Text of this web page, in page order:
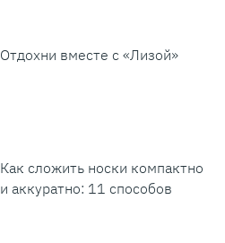
Отдохни вместе с «Лизой»
Как сложить носки компактно
и аккуратно: 11 способов